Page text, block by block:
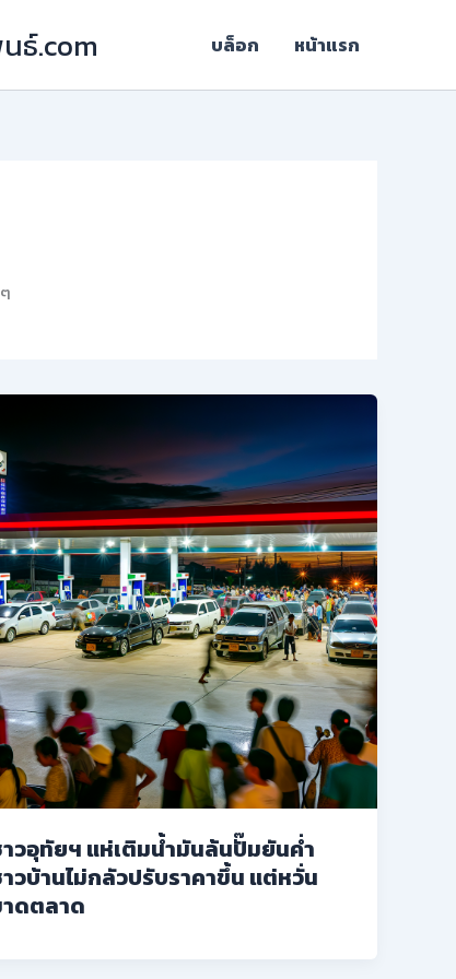
ธ์.com บล็อก หน้าแรก
วอุทัยฯ แห่เติมน้ำมันล้นปั๊มยันค่ำ
วบ้านไม่กลัวปรับราคาขึ้น แต่หวั่น
ดตลาด